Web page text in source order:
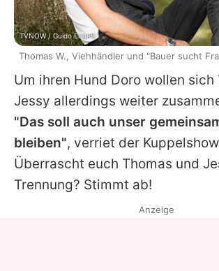
Um ihren Hund Doro wollen sich
Jessy allerdings weiter
"Das soll auch unser
bleiben", verriet der
Überrascht euch Thomas und
Trennung? Stimmt ab!
TVNOW / Guido Engels
Thomas W., Viehhändler und "Bauer sucht
Anzeige